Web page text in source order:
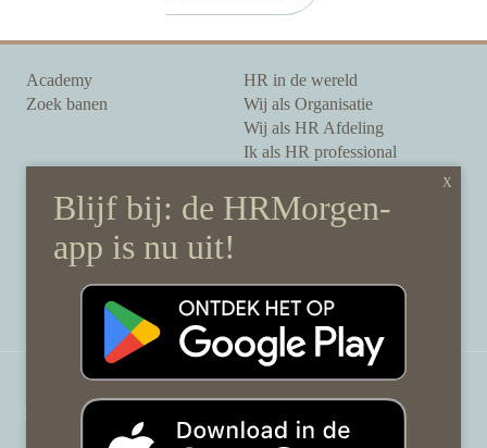
Academy
Zoek banen
HR in de wereld
Wij als Organisatie
Wij als HR Afdeling
Ik als HR professional
Onze auteurs
Onze partners
Sponsoring
Over HRMorgen
Disclaimer & gedragscode
HRMorgen.nl